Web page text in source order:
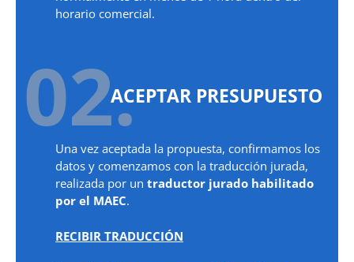
horario comercial.
02.ACEPTAR PRESUPUESTO
Una vez aceptada la propuesta, confirmamos los
datos y comenzamos con la traducción jurada,
realizada por un traductor jurado habilitado
por el MAEC.
RECIBIR TRADUCCIÓN